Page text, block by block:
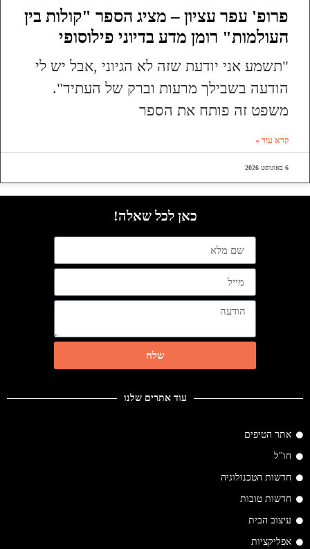
פרופ' עפר עציון – מציג הספר "קולות בין
העולמות" רומן מדע בדיוני פילוסופי
"תשמע אני יודעת שזה לא הגיוני ,אבל יש לי
הודעה בשבילך מרעות וברק של העתיד".
משפט זה פותח את הספר
קרא עוד »
6 באוגוסט 2026
עוד אתרים שלנו
אתר הטיפים
חו"ל
חדשות הטכנולוגיה
חדשות טובות
עיצוב הבית
אפליקציות
כאן לכל שאלה!
שלח